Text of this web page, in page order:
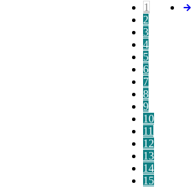
1
2
3
4
5
6
7
8
9
10
11
12
13
14
15